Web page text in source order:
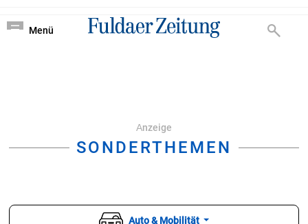
Nachrichten von
Menü
Аnzeige
SONDERTHEMEN
Auto & Mobilität